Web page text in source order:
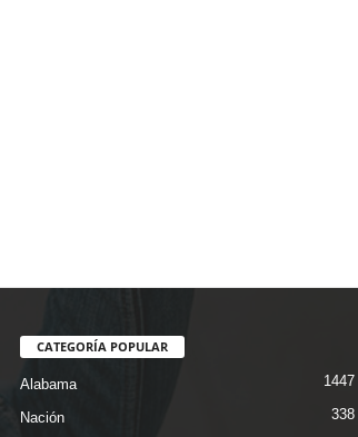
CATEGORÍA POPULAR
Alabama 1447
Nación 338